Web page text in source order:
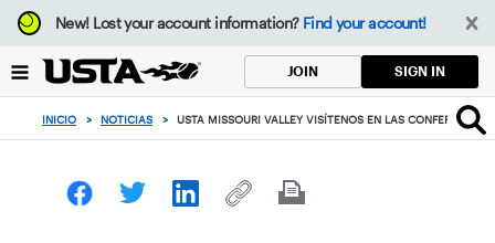
Enfoque
desde
botón
volver
principio
New!Lost your account information? Find your account!
JOIN SIGN IN
INICIO > NOTICIAS > USTA MISSOURI VALLEY VISÍTENOS EN LAS CONFERENCIAS